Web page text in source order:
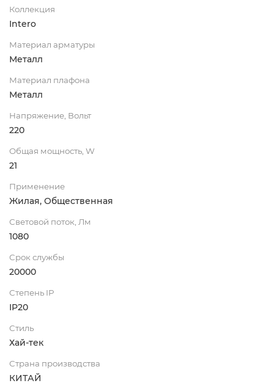
Коллекция
Intero
Материал арматуры
Металл
Материал плафона
Металл
Напряжение, Вольт
220
Общая мощность, W
21
Применение
Жилая, Общественная
Световой поток, Лм
1080
Срок службы
20000
Степень IP
IP20
Стиль
Хай-тек
Страна производства
КИТАЙ